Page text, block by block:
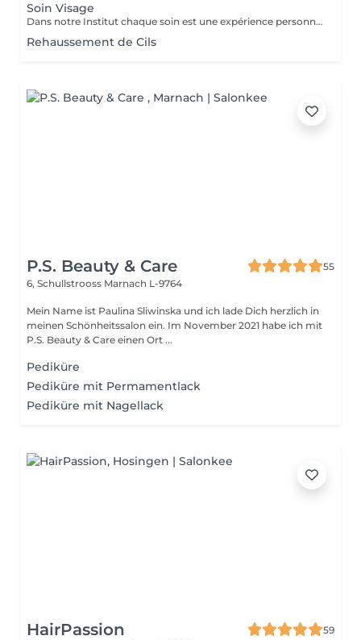
Soin Visage
Dans notre Institut chaque soin est une expérience personnalisée. In unseren institut ist jede Gesichtsbehandlung ein ganz persönliches Erlebnis.
Rehaussement de Cils
P.S. Beauty & Care
55
6, Schullstrooss Marnach L-9764
Mein Name ist Paulina Sliwinska und ich lade Dich herzlich in
meinen Schönheitssalon ein. Im November 2021 habe ich mit
P.S. Beauty & Care einen Ort ...
Pediküre
Pediküre mit Permamentlack
Pediküre mit Nagellack
HairPassion
59